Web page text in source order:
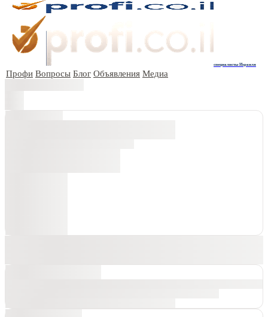
специалисты Израиля
Профи Вопросы Блог Объявления Медиа